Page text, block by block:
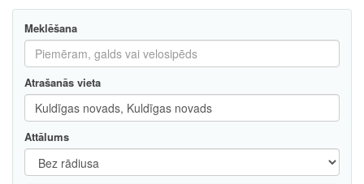
Meklēšana
Atrašanās vieta
Attālums